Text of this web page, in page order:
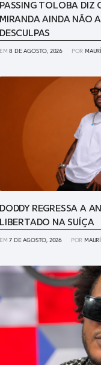
PASSING TOLOBA DIZ
MIRANDA AINDA NÃO
DESCULPAS
EM8 DE AGOSTO, 2026 POR
DODDY REGRESSA A
LIBERTADO NA SUÍÇA
EM7 DE AGOSTO, 2026 POR